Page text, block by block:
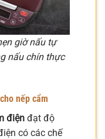
giờ nấu tự
nấu chín thực
nếp cẩm
điện đạt độ
có các chế